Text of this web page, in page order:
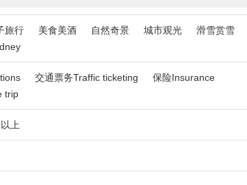
旅行 美食美酒 自然奇景 城市观光 滑雪赏雪
交通票务Traffic ticketing
保险Insurance
trip
上